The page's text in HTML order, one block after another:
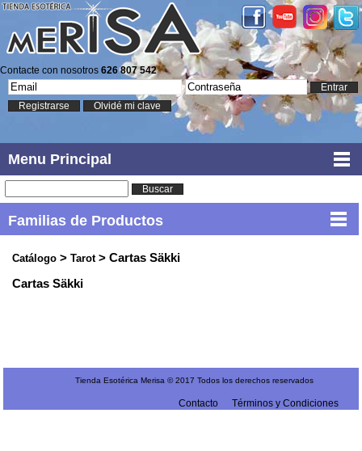
Contacte con nosotros 626 807 542
Entrar
Registrarse
Olvidé mi clave
Menu Principal
Buscar
Familias de Productos
Catálogo > Tarot> Cartas Säkki
Cartas Säkki
Tienda Esotérica Merisa © 2017 Todos los derechos reservados
Contacto Términos y Condiciones